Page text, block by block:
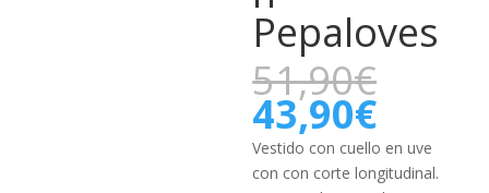
Pepaloves
51,90€
era:
43,90€El
actual
Vestido con cuello en uve
con con corte longitudinal.